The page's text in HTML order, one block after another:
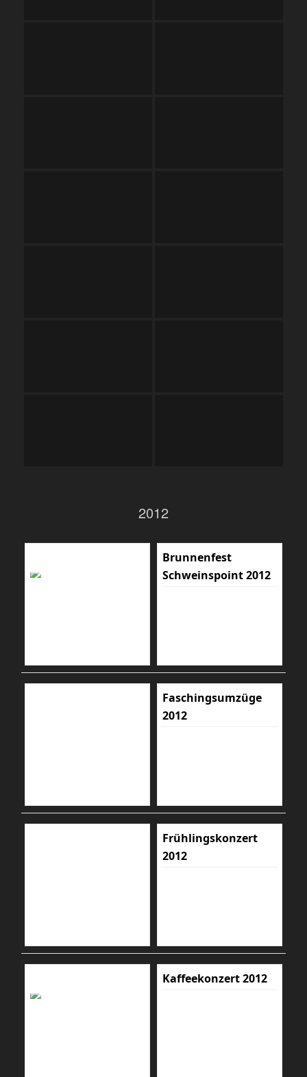
2012
Brunnenfest
Schweinspoint 2012
Faschingsumzüge
2012
Frühlingskonzert
2012
Kaffeekonzert 2012